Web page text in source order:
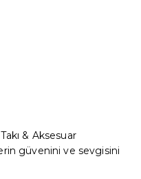
& Aksesuar
güvenini ve sevgisini